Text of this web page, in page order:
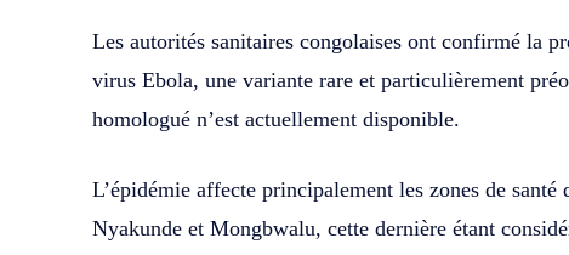
Les autorités sanitaires congolaises ont confirmé la
virus Ebola, une variante rare et particulièrement
homologué n’est actuellement disponible.
L’épidémie affecte principalement les zones de
Nyakunde et Mongbwalu, cette dernière étant